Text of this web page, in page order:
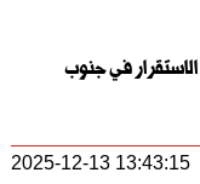
في جنوب
2025-12-13 13:43:15